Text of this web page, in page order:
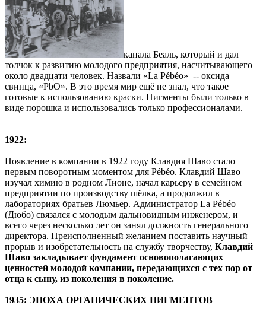
канала Беаль, который и дал
толчок к развитию молодого предприятия, насчитывающего
около двадцати человек. Назвали «La Pébéo» -- оксида
свинца, «PbО». В это время мир ещё не знал, что такое
готовые к использованию краски. Пигменты были только в
виде порошка и использовались только профессионалами.
1922:
Появление в компании в 1922 году Клавдия Шаво стало
первым поворотным моментом для Pébéo. Клавдий Шаво
изучал химию в родном Лионе, начал карьеру в семейном
предприятии по производству шёлка, а продолжил в
лабораториях братьев Люмьер. Администратор La Pébéo
(Дюбо) связался с молодым дальновидным инженером, и
всего через несколько лет он занял должность генерального
директора. Преисполненный желанием поставить научный
прорыв и изобретательность на службу творчеству, Клавдий
Шаво закладывает фундамент основополагающих
ценностей молодой компании, передающихся с тех пор от
отца к сыну, из поколения в поколение.
1935: ЭПОХА ОРГАНИЧЕСКИХ ПИГМЕНТОВ